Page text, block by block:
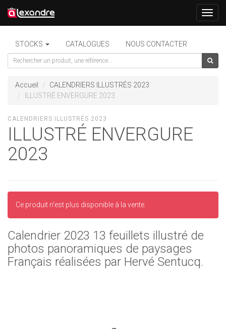
STOCKS CATALOGUES NOUS CONTACTER
Accueil
CALENDRIERS ILLUSTRÉS 2023
ILLUSTRÉ ENVERGURE 2023
CALENDRIERS ILLUSTRÉS 2023
ILLUSTRÉ ENVERGURE
2023
Ce produit n'est plus disponible à la vente.
Calendrier 2023 13 feuillets illustré de
photos panoramiques de paysages
Français réalisées par Hervé Sentucq.